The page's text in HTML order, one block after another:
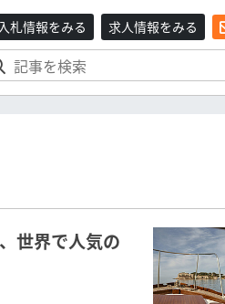
入札情報をみる 求人情報をみる
世界で人気の